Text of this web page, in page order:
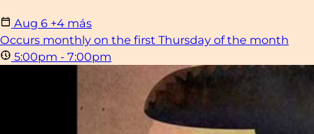
Aug 6 +4 más
Occurs monthly on the first Thursday of the month
5:00pm - 7:00pm